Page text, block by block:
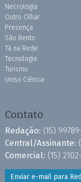
Necrologia
Outro Olhar
Presença
São Bento
Tá na Rede
Tecnologia
Turismo
Uniso Ciência
Contato
Redação: (15)
Central/Assinante:
Comercial: (15)
Enviar e-mail para